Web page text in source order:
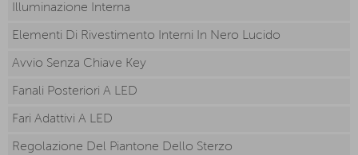
Illuminazione Interna
Elementi Di Rivestimento Interni In Nero Lucido
Avvio Senza Chiave Key
Fanali Posteriori A LED
Fari Adattivi A LED
Regolazione Del Piantone Dello Sterzo